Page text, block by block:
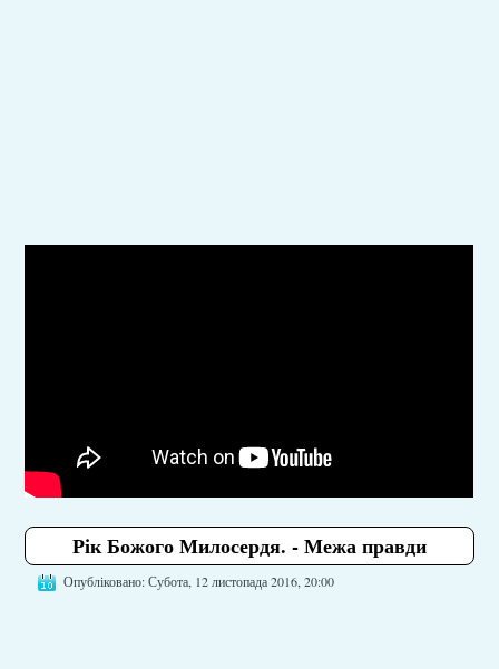
Рік Божого Милосердя. - Межа правди
Опубліковано: Субота, 12 листопада 2016, 20:00